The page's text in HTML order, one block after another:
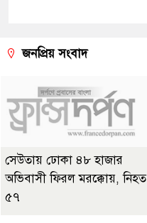
জনপ্রিয় সংবাদ
সেউতায় ঢোকা ৪৮ হাজার
অভিবাসী ফিরল মরক্কোয়, নিহত
৫৭